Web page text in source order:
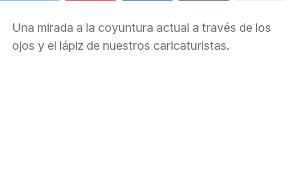
Una mirada a la coyuntura actual a través de los
ojos y el lápiz de nuestros caricaturistas.